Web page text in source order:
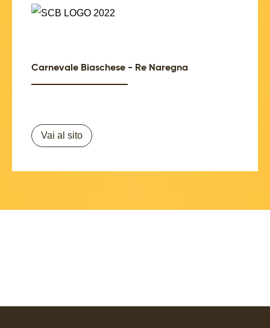
Carnevale Biaschese - Re Naregna
Vai al sito